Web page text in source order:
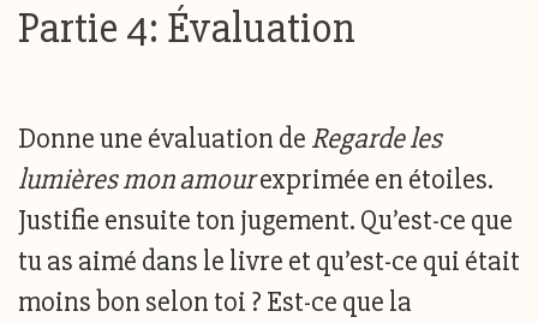
Partie 4: Évaluation
Donne une évaluation de Regarde les
lumières mon amourexprimée en étoiles.
Justifie ensuite ton jugement. Qu’est-ce que
tu as aimé dans le livre et qu’est-ce qui était
moins bon selon toi ? Est-ce que la